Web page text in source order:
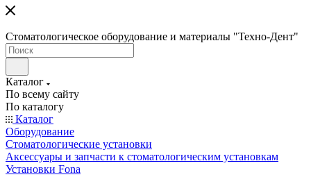
Стоматологическое оборудование и материалы "Техно-Дент"
Каталог
По всему сайту
По каталогу
Каталог
Оборудование
Стоматологические установки
Аксессуары и запчасти к стоматологическим установкам
Установки Fona